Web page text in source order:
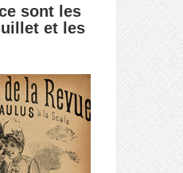
sont les
et les